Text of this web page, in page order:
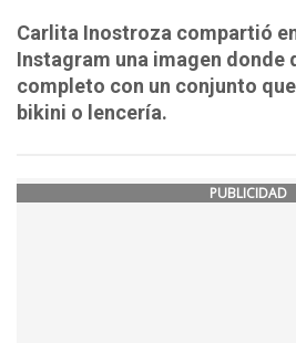
Carlita Inostroza compartió
Instagram una imagen donde
completo con un conjunto
bikini o lencería.
PUBLICIDAD